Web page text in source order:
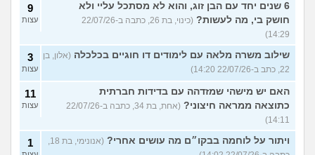
6 שנים יחד עם הבן זוג, והוא לא מסתכל עליי ולא
חושק בי, מה לעשות?
(כינוי, בת 26, כתבה ב-22/07/26
14:29)
9
עצות
שילוב משרה מלאה עם לימודים דו חוגיים בכלכלה (אלון, בן
22, כתב ב-22/07/26 14:20)
3
עצות
האם יש מישהי שמזדהה עם בדידות חברתית
כתוצאה ממראה חיצוני?
(אחת, בת 34, כתבה ב-22/07/26
14:11)
11
עצות
ויתור על לוחמה בבקו״ם מה עושים אחרי?
(אנונימי, בת 18,
1